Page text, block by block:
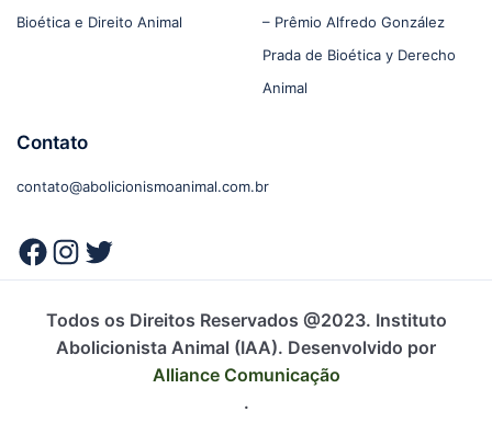
Bioética e Direito Animal
– Prêmio Alfredo González
Prada de Bioética y Derecho
Animal
Contato
contato@abolicionismoanimal.com.br
Todos os Direitos Reservados @2023. Instituto
Abolicionista Animal (IAA). Desenvolvido por
Alliance Comunicação
.